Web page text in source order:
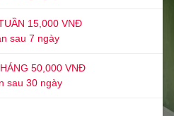
15,000 VNĐ
sau 7 ngày
50,000 VNĐ
sau 30 ngày